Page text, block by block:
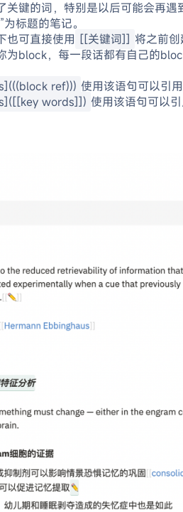
关键的词，特别是以后可能会再
标题的笔记。
也可直接使用 [[关键词]] 将之前
为block，每一段话都有自己的
ref))) 使用该语句可以引
words]]) 使用该语句可以